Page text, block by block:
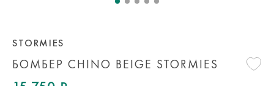
БОМБЕР CHINO BEIGE STORMIES
STORMIES